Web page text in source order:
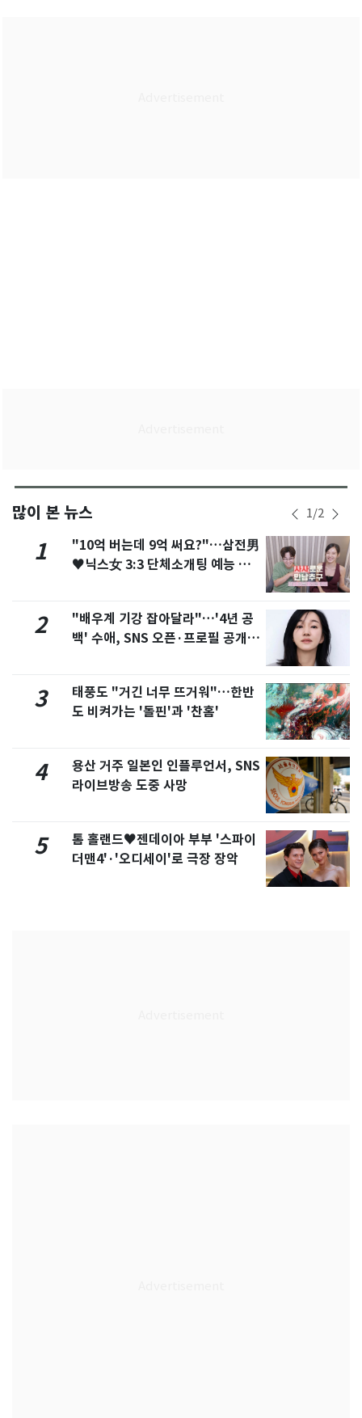
많이 본 뉴스 1/2
1
"10억 버는데 9억 써요?"…삼전男
♥닉스女 3:3 단체소개팅 예능 화
2
"배우계 기강 잡아달라"…'4년 공
백' 수애, SNS 오픈·프로필 공개
3
태풍도 "거긴 너무 뜨거워"…한반
도 비켜가는 '돌핀'과 '찬홈'
4
용산 거주 일본인 인플루언서, SNS
라이브방송 도중 사망
5
톰 홀랜드♥젠데이아 부부 '스파이
더맨4'·'오디세이'로 극장 장악